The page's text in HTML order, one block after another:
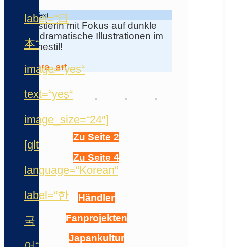
label=“日
本“
image=“yes“
text=“yes“
image_size=“24″]
[glt
language=“Korean“
label=“한
국
Info-Text
Künstlerin mit Fokus auf dunkle
und dramatische Illustrationen im
Animestil!
Kurera_art
Zu Seite 2
Zu Seite 4
Händler
Fanprojekten
Japankultur